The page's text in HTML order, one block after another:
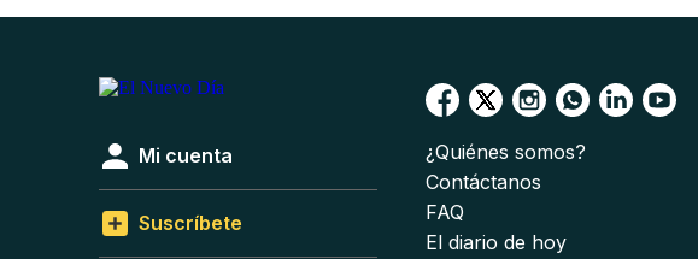
Mi cuenta
Suscríbete
¿Quiénes somos?
Contáctanos
FAQ
El diario de hoy